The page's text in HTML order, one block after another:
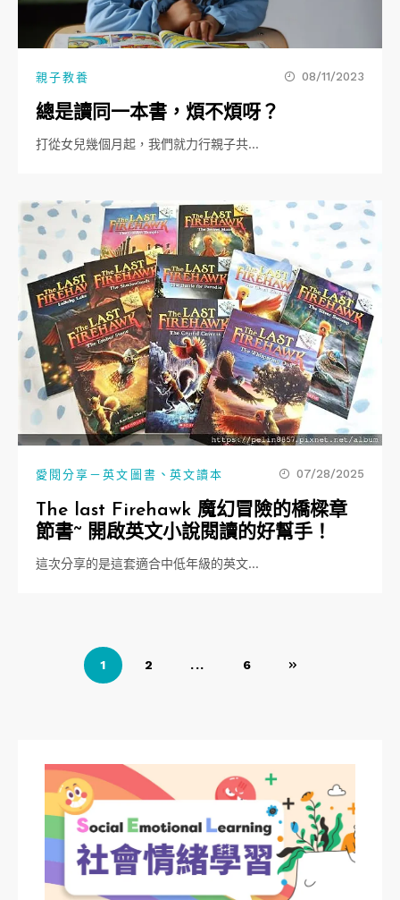
親子教養 08/11/2023
總是讀同一本書，煩不煩呀？
打從女兒幾個月起，我們就力行親子共…
愛閱分享－英文圖書 、 英文讀本 07/28/2025
The last Firehawk 魔幻冒險的橋樑章
節書~ 開啟英文小說閱讀的好幫手！
這次分享的是這套適合中低年級的英文…
1 2 ... 6